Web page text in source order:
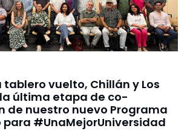
vuelto, Chillán y Los
última etapa de co-
de nuestro nuevo Programa
para #UnaMejorUniversidad